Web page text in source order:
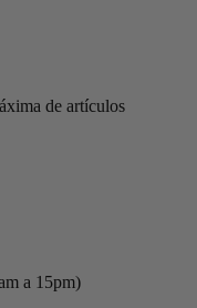
de artículos
a 15pm)